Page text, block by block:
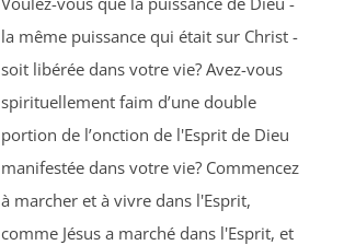
la même puissance qui était sur Christ -
soit libérée dans votre vie? Avez-vous
spirituellement faim d’une double
portion de l’onction de l'Esprit de Dieu
manifestée dans votre vie? Commencez
à marcher et à vivre dans l'Esprit,
comme Jésus a marché dans l'Esprit, et